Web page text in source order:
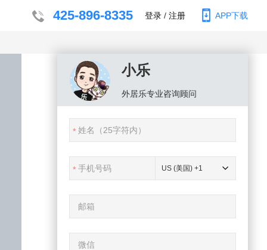
425-896-8335 登录 / 注册 APP下载
小乐
外居乐专业咨询顾问
US (美国) +1